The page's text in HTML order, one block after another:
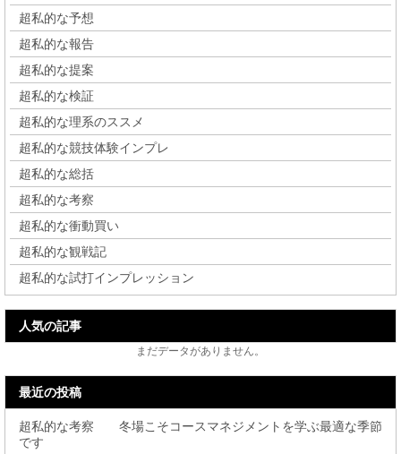
超私的な予想
超私的な報告
超私的な提案
超私的な検証
超私的な理系のススメ
超私的な競技体験インプレ
超私的な総括
超私的な考察
超私的な衝動買い
超私的な観戦記
超私的な試打インプレッション
人気の記事
まだデータがありません。
最近の投稿
超私的な考察 冬場こそコースマネジメントを学ぶ最適な季節
です